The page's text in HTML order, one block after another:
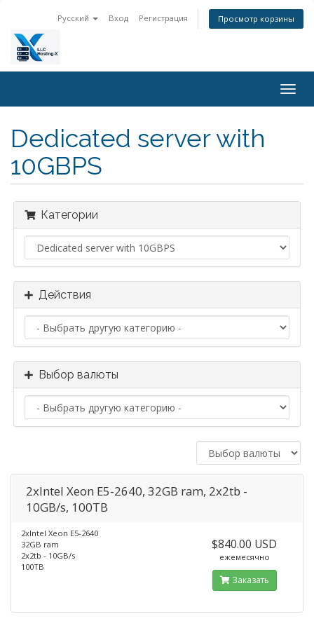
Русский Вход Регистрация Просмотр корзины
Dedicated server with
10GBPS
Категории
Действия
Выбор валюты
2xIntel Xeon E5-2640, 32GB ram, 2x2tb -
10GB/s, 100TB
2xIntel Xeon E5-2640
32GB ram
2x2tb - 10GB/s
100TB
$840.00 USD
ежемесячно
Заказать